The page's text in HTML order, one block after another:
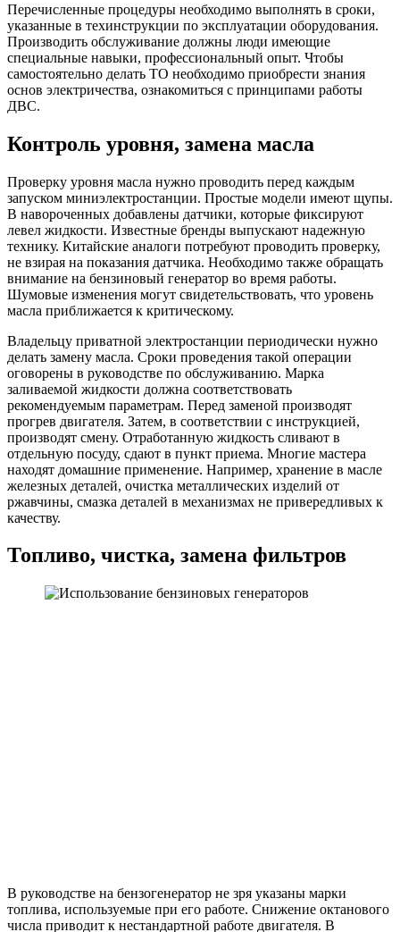
Перечисленные процедуры необходимо выполнять в сроки,
указанные в техинструкции по эксплуатации оборудования.
Производить обслуживание должны люди имеющие
специальные навыки, профессиональный опыт. Чтобы
самостоятельно делать ТО необходимо приобрести знания
основ электричества, ознакомиться с принципами работы
ДВС.
Контроль уровня, замена масла
Проверку уровня масла нужно проводить перед каждым
запуском миниэлектростанции. Простые модели имеют щупы.
В навороченных добавлены датчики, которые фиксируют
левел жидкости. Известные бренды выпускают надежную
технику. Китайские аналоги потребуют проводить проверку,
не взирая на показания датчика. Необходимо также обращать
внимание на бензиновый генератор во время работы.
Шумовые изменения могут свидетельствовать, что уровень
масла приближается к критическому.
Владельцу приватной электростанции периодически нужно
делать замену масла. Сроки проведения такой операции
оговорены в руководстве по обслуживанию. Марка
заливаемой жидкости должна соответствовать
рекомендуемым параметрам. Перед заменой производят
прогрев двигателя. Затем, в соответствии с инструкцией,
производят смену. Отработанную жидкость сливают в
отдельную посуду, сдают в пункт приема. Многие мастера
находят домашние применение. Например, хранение в масле
железных деталей, очистка металлических изделий от
ржавчины, смазка деталей в механизмах не привередливых к
качеству.
Топливо, чистка, замена фильтров
В руководстве на бензогенератор не зря указаны марки
топлива, используемые при его работе. Снижение октанового
числа приводит к нестандартной работе двигателя. В